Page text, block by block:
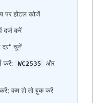
पर होटल खोजें
करें
दर" चुनें
करें:
WC2535
और
कम हो तो बुक करें